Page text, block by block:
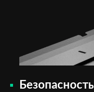
Безопасность